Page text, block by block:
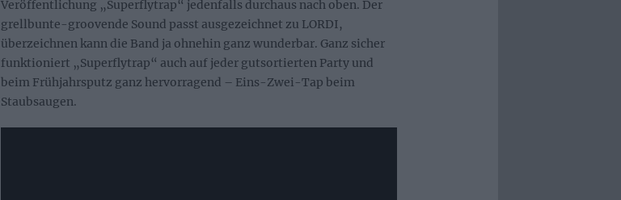
Veröffentlichung „Superflytrap“ jedenfalls durchaus nach oben. Der
grellbunte-groovende Sound passt ausgezeichnet zu LORDI,
überzeichnen kann die Band ja ohnehin ganz wunderbar. Ganz sicher
funktioniert „Superflytrap“ auch auf jeder gutsortierten Party und
beim Frühjahrsputz ganz hervorragend – Eins-Zwei-Tap beim
Staubsaugen.